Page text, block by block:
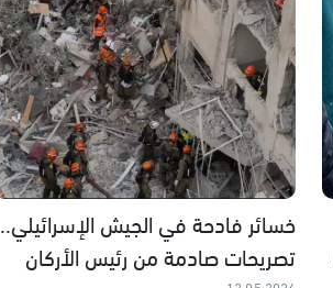
خسائر فادحة في الجيش الإسرائيلي..
تصريحات صادمة من رئيس الأركان